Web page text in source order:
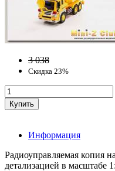
3 038
Скидка 23%
Информация
Радиоуправляемая копия
детализацией в масштабе